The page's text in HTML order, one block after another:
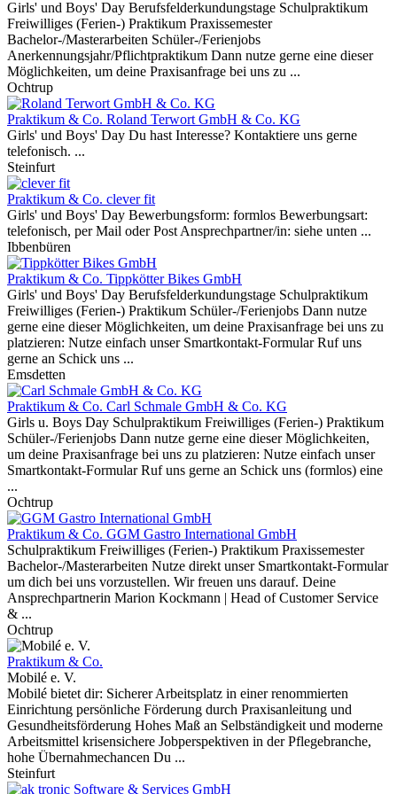
Girls' und Boys' Day Berufsfelderkundungstage Schulpraktikum
Freiwilliges (Ferien-) Praktikum Praxissemester
Bachelor-/Masterarbeiten Schüler-/Ferienjobs
Anerkennungsjahr/Pflichtpraktikum Dann nutze gerne eine dieser
Möglichkeiten, um deine Praxisanfrage bei uns zu ...
Ochtrup
Praktikum & Co. Roland Terwort GmbH & Co. KG
Girls' und Boys' Day Du hast Interesse? Kontaktiere uns gerne
telefonisch. ...
Steinfurt
Praktikum & Co. clever fit
Girls' und Boys' Day Bewerbungsform: formlos Bewerbungsart:
telefonisch, per Mail oder Post Ansprechpartner/in: siehe unten ...
Ibbenbüren
Praktikum & Co. Tippkötter Bikes GmbH
Girls' und Boys' Day Berufsfelderkundungstage Schulpraktikum
Freiwilliges (Ferien-) Praktikum Schüler-/Ferienjobs Dann nutze
gerne eine dieser Möglichkeiten, um deine Praxisanfrage bei uns zu
platzieren: Nutze einfach unser Smartkontakt-Formular Ruf uns
gerne an Schick uns ...
Emsdetten
Praktikum & Co. Carl Schmale GmbH & Co. KG
Girls u. Boys Day Schulpraktikum Freiwilliges (Ferien-) Praktikum
Schüler-/Ferienjobs Dann nutze gerne eine dieser Möglichkeiten,
um deine Praxisanfrage bei uns zu platzieren: Nutze einfach unser
Smartkontakt-Formular Ruf uns gerne an Schick uns (formlos) eine
...
Ochtrup
Praktikum & Co. GGM Gastro International GmbH
Schulpraktikum Freiwilliges (Ferien-) Praktikum Praxissemester
Bachelor-/Masterarbeiten Nutze direkt unser Smartkontakt-Formular
um dich bei uns vorzustellen. Wir freuen uns darauf. Deine
Ansprechpartnerin Marion Kockmann | Head of Customer Service
& ...
Ochtrup
Praktikum & Co.
Mobilé e. V.
Mobilé bietet dir: Sicherer Arbeitsplatz in einer renommierten
Einrichtung persönliche Förderung durch Praxisanleitung und
Gesundheitsförderung Hohes Maß an Selbständigkeit und moderne
Arbeitsmittel krisensichere Jobperspektiven in der Pflegebranche,
hohe Übernahmechancen Du ...
Steinfurt